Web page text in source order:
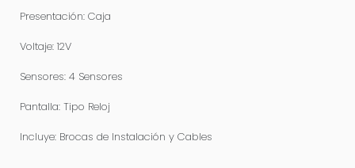
Presentación: Caja
Voltaje: 12V
Sensores: 4 Sensores
Pantalla: Tipo Reloj
Incluye: Brocas de Instalación y Cables